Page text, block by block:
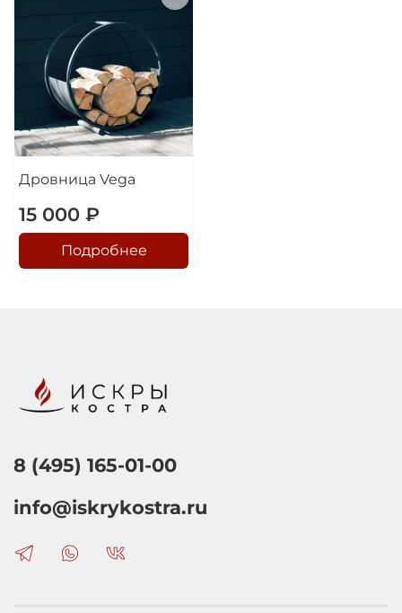
Дровница Vega
15 000 ₽
Подробнее
8 (495) 165-01-00
info@iskrykostra.ru